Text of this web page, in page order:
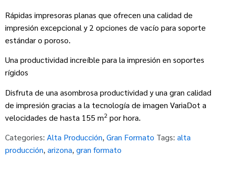
Rápidas impresoras planas que ofrecen una calidad de
impresión excepcional y 2 opciones de vacío para soporte
estándar o poroso.
Una productividad increíble para la impresión en soportes
rígidos
Disfruta de una asombrosa productividad y una gran calidad
de impresión gracias a la tecnología de imagen VariaDot a
velocidades de hasta 155 m2 por hora.
Categories: Alta Producción, Gran Formato Tags: alta
producción, arizona, gran formato